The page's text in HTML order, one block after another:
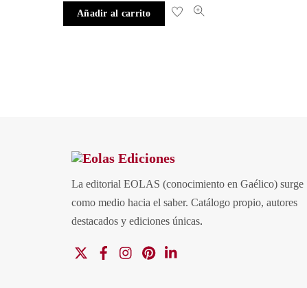
Añadir al carrito
La editorial EOLAS (conocimiento en Gaélico) surge
como medio hacia el saber. Catálogo propio, autores
destacados y ediciones únicas.
FacebookInstagramPinterest